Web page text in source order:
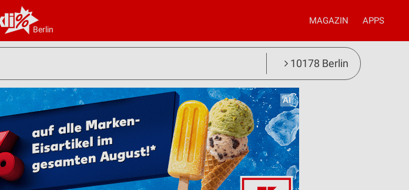
Berlin
MAGAZIN APPS
10178 Berlin